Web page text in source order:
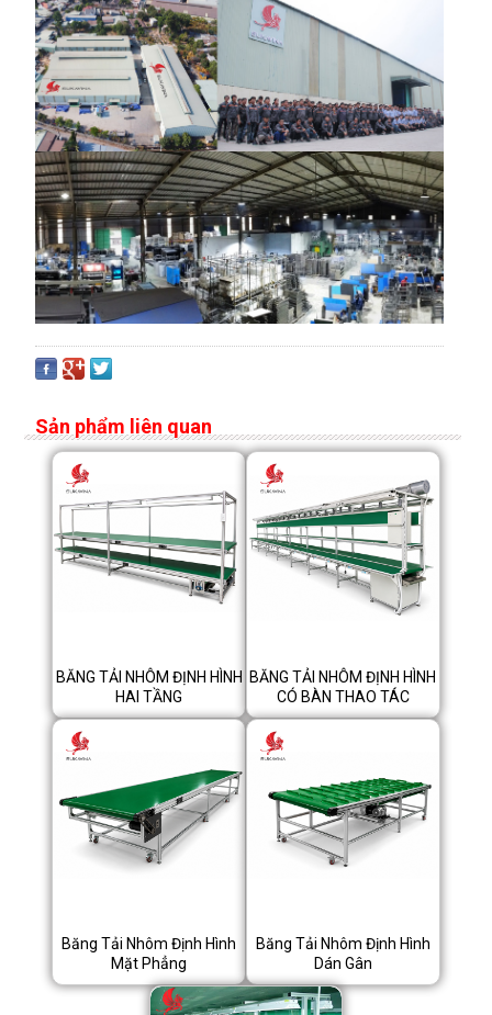
Sản phẩm liên quan
BĂNG TẢI NHÔM ĐỊNH HÌNH
HAI TẦNG
BĂNG TẢI NHÔM ĐỊNH HÌNH
CÓ BÀN THAO TÁC
Băng Tải Nhôm Định Hình
Mặt Phẳng
Băng Tải Nhôm Định Hình
Dán Gân